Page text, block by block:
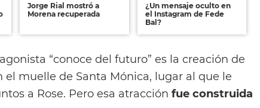
Jorge Rial mostró a
Morena recuperada
¿Un mensaje oculto en
el Instagram de Fede
Bal?
“conoce del futuro” es la creación de
el muelle de Santa Mónica, lugar al que le
a Rose. Pero esa atracción fue construida